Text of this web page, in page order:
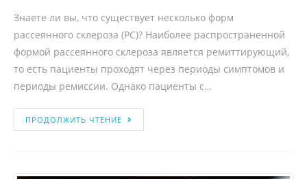
Знаете ли вы, что существует несколько форм
рассеянного склероза (РС)? Наиболее распространенной
формой рассеянного склероза является ремиттирующий,
то есть пациенты проходят через периоды симптомов и
периоды ремиссии. Однако пациенты с…
ПРОДОЛЖИТЬ ЧТЕНИЕ